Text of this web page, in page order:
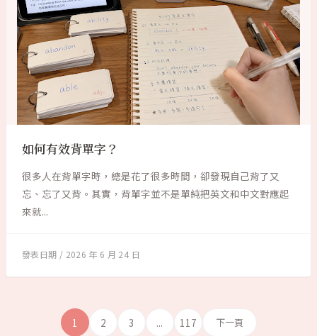
如何有效背單字？
很多人在背單字時，總是花了很多時間，卻發現自己背了又
忘、忘了又背。其實，背單字並不是單純把英文和中文對應起
來就...
2026 年 6 月 24 日
1 2 3 ... 117 下一頁